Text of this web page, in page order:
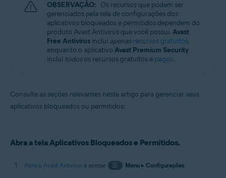
OBSERVAÇÃO: Os recursos que podem ser
gerenciados pela tela de configurações dos
aplicativos bloqueados e permitidos dependem do
produto Avast Antivirus que você possui. Avast
Free Antivirus inclui apenas recursos gratuitos,
enquanto o aplicativo Avast Premium Security
inclui todosos recursos gratuitos e pagos.
Consulte as seções relevantes neste artigo para gerenciar seus
aplicativos bloqueados ou permitidos:
Abra a tela Aplicativos Bloqueados e Permitidos.
Abra o Avast Antivirus e acesse ☰ Menu▸ Configurações.